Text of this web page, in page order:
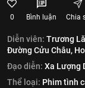
0 Bình luận Chia
Diễn viên: Trương
Đường Cửu Châu,
Đạo diễn: Xa Lượng
Thể loại: Phim tình